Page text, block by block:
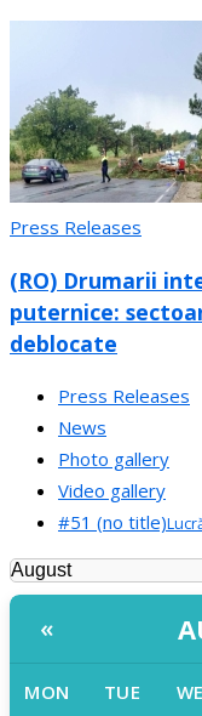
Press Releases
(RO) Drumarii
puternice:
deblocate
Press Releases
News
Photo gallery
Video gallery
#51 (no title)
«
MON TUE